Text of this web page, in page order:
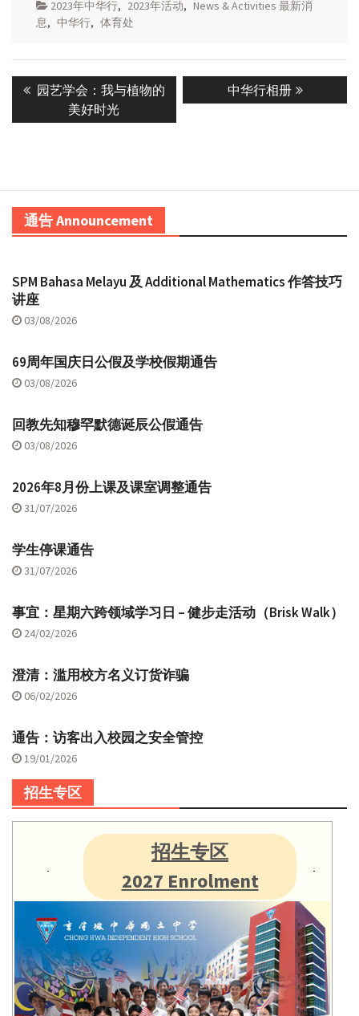
2023年中华行, 2023年活动, News & Activities 最新消
息, 中华行, 体育处
navigation
Previous
园艺学会：我与植物的
美好时光
Next
post:
中华行相册
通告 Announcement
SPM Bahasa Melayu 及 Additional Mathematics 作答技巧
讲座
03/08/2026
69周年国庆日公假及学校假期通告
03/08/2026
回教先知穆罕默德诞辰公假通告
03/08/2026
2026年8月份上课及课室调整通告
31/07/2026
学生停课通告
31/07/2026
事宜：星期六跨领域学习日 – 健步走活动（Brisk Walk）
24/02/2026
澄清：滥用校方名义订货诈骗
06/02/2026
通告：访客出入校园之安全管控
19/01/2026
招生专区
招生专区
2027 Enrolment